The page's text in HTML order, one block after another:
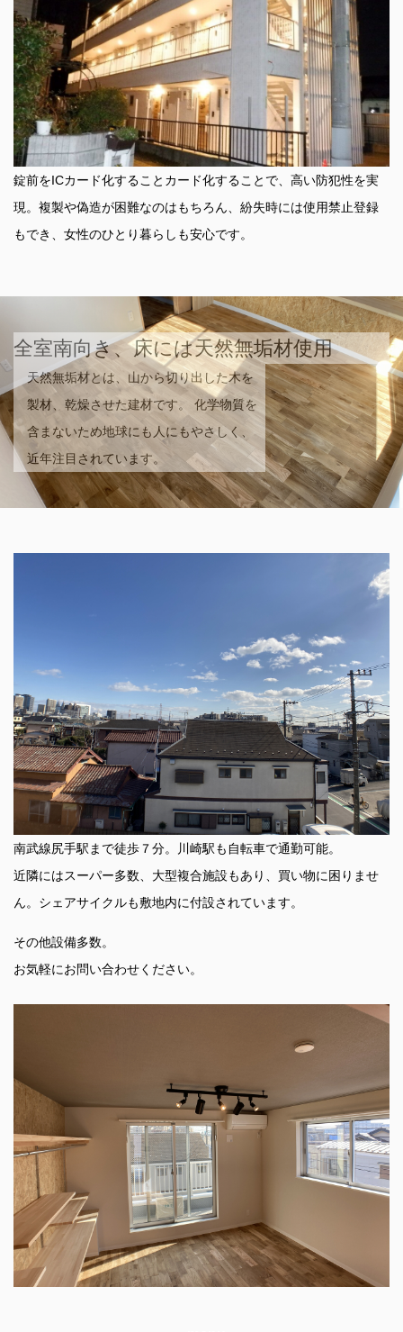
錠前をICカード化することカード化することで、高い防犯性を実
現。複製や偽造が困難なのはもちろん、紛失時には使用禁止登録
もでき、女性のひとり暮らしも安心です。
全室南向き、床には天然無垢材使用
天然無垢材とは、山から切り出した木を
製材、乾燥させた建材です。 化学物質を
含まないため地球にも人にもやさしく、
近年注目されています。
南武線尻手駅まで徒歩７分。川崎駅も自転車で通勤可能。
近隣にはスーパー多数、大型複合施設もあり、買い物に困りませ
ん。シェアサイクルも敷地内に付設されています。
その他設備多数。
お気軽にお問い合わせください。